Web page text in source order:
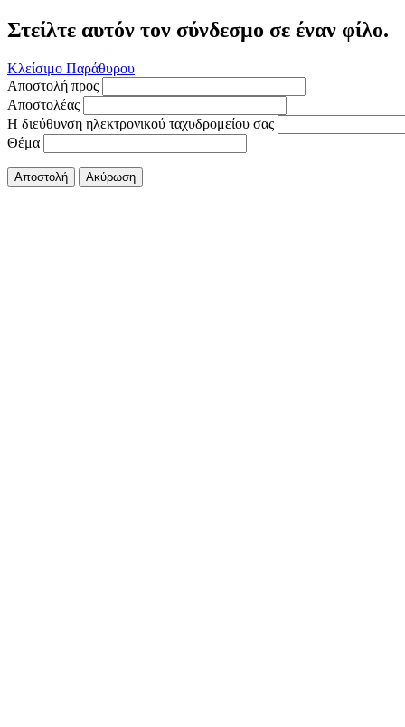
Στείλτε αυτόν τον σύνδεσμο σε έναν φίλο.
Κλείσιμο Παράθυρου
Αποστολή προς
Αποστολέας
Η διεύθυνση ηλεκτρονικού ταχυδρομείου σας
Θέμα
Αποστολή Ακύρωση